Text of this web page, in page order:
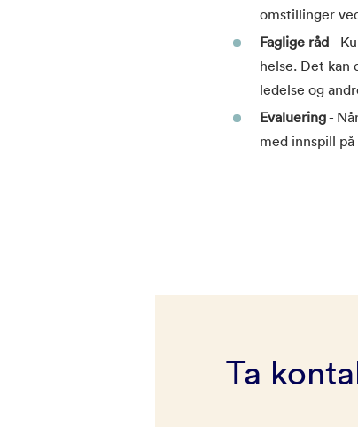
omstillinger
Faglige råd -
helse. Det kan
ledelse og
Evaluering-
med innspill
Ta